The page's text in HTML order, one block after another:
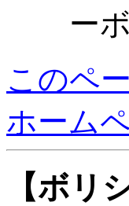
ー
このペ
ホーム
【ボリ